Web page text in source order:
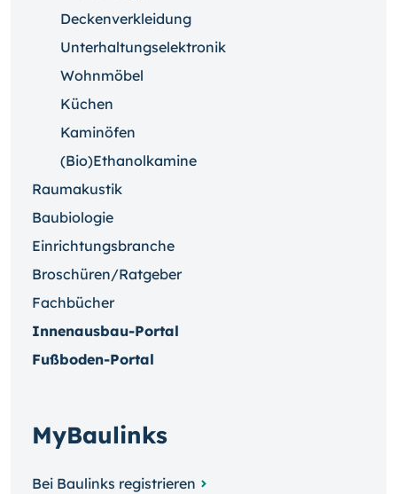
Deckenverkleidung
Unterhaltungselektronik
Wohnmöbel
Küchen
Kaminöfen
(Bio)Ethanolkamine
Raumakustik
Baubiologie
Einrichtungsbranche
Broschüren/Ratgeber
Fachbücher
Innenausbau-Portal
Fußboden-Portal
MyBaulinks
Bei Baulinks registrieren